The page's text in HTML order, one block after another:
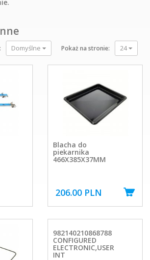
Domyślne Pokaż na stronie: 24
Blacha do
piekarnika
466X385X37MM
206.00 PLN
982140210868788
CONFIGURED
ELECTRONIC,USER
INT